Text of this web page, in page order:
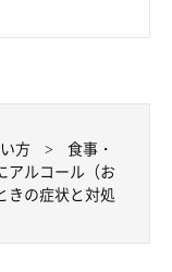
から大丈夫」と安易
。
は摂取してしまった
かかわらず、すぐに
方
食事・
アルコール（お
きの症状と対処